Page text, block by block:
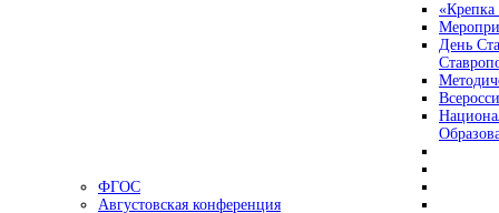
«Крепка
День
ФГОС
Августовская конференция